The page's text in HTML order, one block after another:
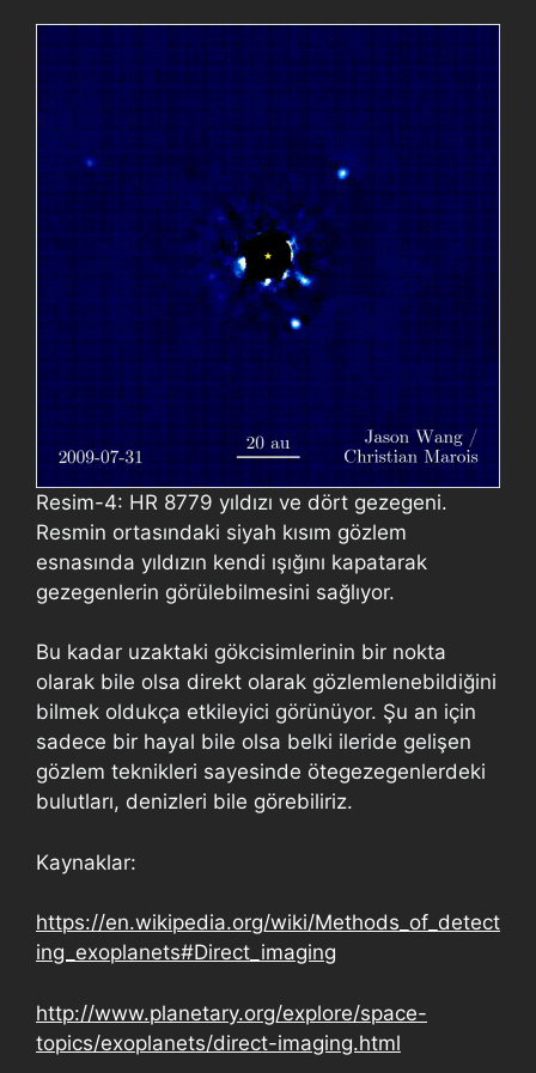
Resim-4: HR 8779 yıldızı ve dört gezegeni.
Resmin ortasındaki siyah kısım gözlem
esnasında yıldızın kendi ışığını kapatarak
gezegenlerin görülebilmesini sağlıyor.
Bu kadar uzaktaki gökcisimlerinin bir nokta
olarak bile olsa direkt olarak gözlemlenebildiğini
bilmek oldukça etkileyici görünüyor. Şu an için
sadece bir hayal bile olsa belki ileride gelişen
gözlem teknikleri sayesinde ötegezegenlerdeki
bulutları, denizleri bile görebiliriz.
Kaynaklar:
https://en.wikipedia.org/wiki/Methods_of_detect
ing_exoplanets#Direct_imaging
http://www.planetary.org/explore/space-
topics/exoplanets/direct-imaging.html